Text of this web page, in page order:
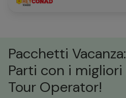
Pacchetti Vacanza:
Parti con i migliori
Tour Operator!